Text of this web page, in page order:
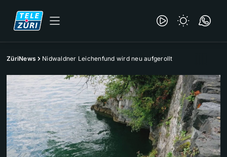
ZüriNews Nidwaldner Leichenfund wird neu aufgerollt